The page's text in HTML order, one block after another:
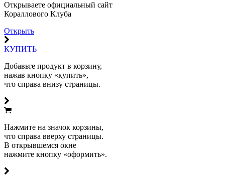
Открываете официальный сайт
Кораллового Клуба
Открыть
КУПИТЬ
Добавьте продукт в корзину,
нажав кнопку «купить»,
что справа внизу страницы.
Нажмите на значок корзины,
что справа вверху страницы.
В открывшемся окне
нажмите кнопку «оформить».